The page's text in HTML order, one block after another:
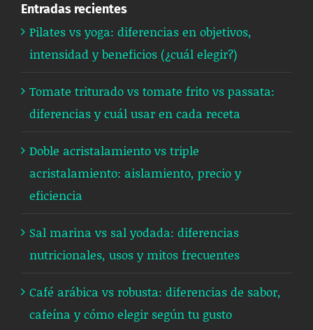
Entradas recientes
Pilates vs yoga: diferencias en objetivos,
intensidad y beneficios (¿cuál elegir?)
Tomate triturado vs tomate frito vs passata:
diferencias y cuál usar en cada receta
Doble acristalamiento vs triple
acristalamiento: aislamiento, precio y
eficiencia
Sal marina vs sal yodada: diferencias
nutricionales, usos y mitos frecuentes
Café arábica vs robusta: diferencias de sabor,
cafeína y cómo elegir según tu gusto